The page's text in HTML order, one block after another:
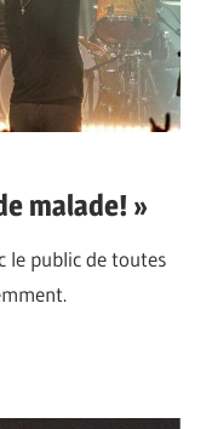
malade! »
le public de toutes